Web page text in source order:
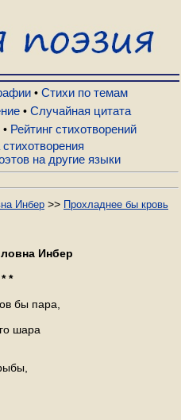
• Стихи по темам
• Случайная цитата
• Рейтинг стихотворений
на другие языки
Инбер >> Прохладнее бы кровь
Инбер
*
бы пара,
шара